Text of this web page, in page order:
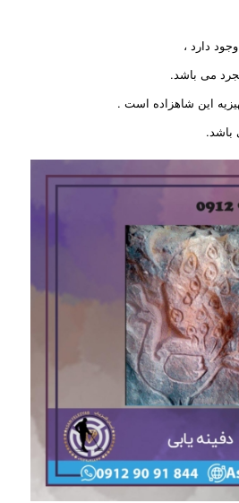
دارد ،
می باشد.
این شاهزاده است .
باشد.